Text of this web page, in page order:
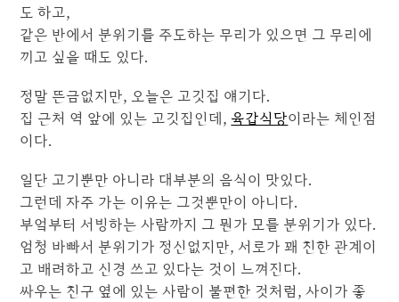
도 하고,
같은 반에서 분위기를 주도하는 무리가 있으면 그 무리에
끼고 싶을 때도 있다.
정말 뜬금없지만, 오늘은 고깃집 얘기다.
집 근처 역 앞에 있는 고깃집인데, 육갑식당이라는 체인점
이다.
일단 고기뿐만 아니라 대부분의 음식이 맛있다.
그런데 자주 가는 이유는 그것뿐만이 아니다.
부엌부터 서빙하는 사람까지 그 뭔가 모를 분위기가 있다.
엄청 바빠서 분위기가 정신없지만, 서로가 꽤 친한 관계이
고 배려하고 신경 쓰고 있다는 것이 느껴진다.
싸우는 친구 옆에 있는 사람이 불편한 것처럼, 사이가 좋